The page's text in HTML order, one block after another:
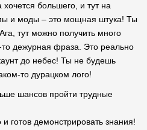
большего, и тут на
и моды – это мощная штука! Ты
тут можно получить много
дежурная фраза. Это реально
до небес! Ты не будешь
то дурацком лого!
шансов пройти трудные
готов демонстрировать знания!